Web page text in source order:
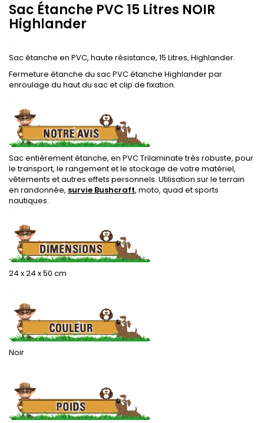
Sac Étanche PVC 15 Litres NOIR
Highlander
.
Sac étanche en PVC, haute résistance, 15 Litres, Highlander.
Fermeture étanche du sac PVC étanche Highlander par
enroulage du haut du sac et clip de fixation.
.
Sac entièrement étanche, en PVC Trilaminate très robuste, pour
le transport, le rangement et le stockage de votre matériel,
vêtements et autres effets personnels. Utilisation sur le terrain
en randonnée, survie Bushcraft, moto, quad et sports
nautiques.
.
24 x 24 x 50 cm
.
Noir
.